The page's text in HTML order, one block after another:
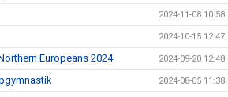
2024-11-08 10:58
2024-10-15 12:47
Europeans 2024 2024-09-20 12:48
2024-08-05 11:38